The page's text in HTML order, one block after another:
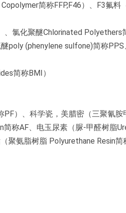
简称FFP,F46）、F3氟料
氯化聚醚Chlorinated Polyethers
poly (phenylene sulfone)简称
简称BMI）
）、科学瓷，美腊密（三聚氰胺
称AF、电玉尿素（脲-甲醛树脂
聚氨脂树脂 Polyurethane Resin简